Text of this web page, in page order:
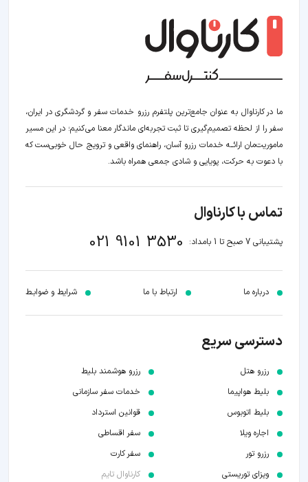
ما در کارناوال به عنوان جامع‌ترین پلتفرم رزرو خدمات سفر و گردشگری در ایران،
سفر را از لحظه‌ تصمیم‌گیری تا ثبت تجربه‌ای ماندگار معنا می‌کنیم؛ در این مسیر‍
ماموریت‌مان اراﺋــﻪ خدمات رزرو آسان، راهنمای واقعی و ترویج حال خوبی‌ست که
با دعوت به حرکت، پویایی و شادی جمعی همراه باشد.
تماس با کارناوال
پشتیبانی 7 صبح تا 1 بامداد: 021 9101 3530
درباره ما ارتباط با ما شرایط و ضوابـط
دسترسی سریع
رزرو هتل
بلیط هواپیما
بلیط اتوبوس
اجاره ویلا
رزرو تور
ویزای توریستی
رزرو هوشمند بلیط
خدمات سفر سازمانی
قوانین استرداد
سفر اقساطی
سفر کارت
کارناوال تایم